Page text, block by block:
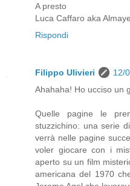
A presto
Luca Caffaro aka
Rispondi
Filippo Ulivieri
12/
Ahahaha! Ho ucciso un
Quelle pagine le
stuzzichino: una serie
verrà nelle pagine
voler giocare con i
aperto su un film
americana del 1970